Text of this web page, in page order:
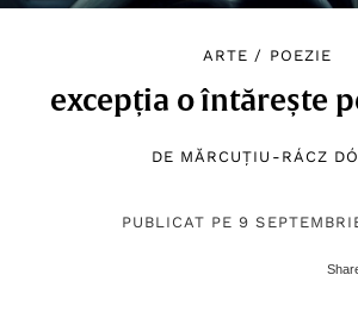
ARTE / POEZIE
excepția o întărește
DE MĂRCUȚIU-RÁCZ
PUBLICAT PE 9